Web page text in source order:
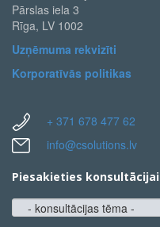
Pārslas iela 3
Rīga, LV 1002
Uzņēmuma rekvizīti
Korporatīvās politikas
+ 371 678 477 62
info@csolutions.lv
Piesakieties konsultācijai